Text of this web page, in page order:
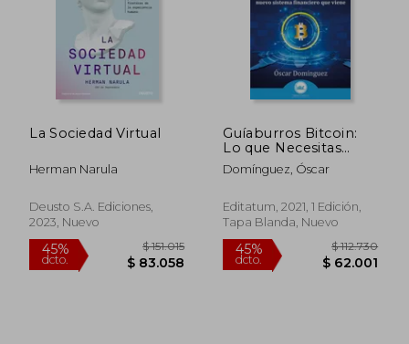
La Sociedad Virtual
Herman Narula
Deusto S.A. Ediciones,
2023, Nuevo
Guíaburros Bitcoin:
Lo que Necesitas
Saber Sobre el
Sistema Financiero
Domínguez, Óscar
Editatum, 2021, 1 Edición,
Tapa Blanda, Nuevo